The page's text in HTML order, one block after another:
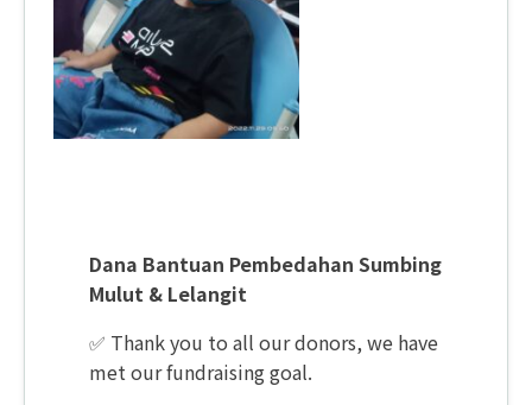
Dana Bantuan Pembedahan Sumbing
Mulut & Lelangit
✅ Thank you to all our donors, we have
met our fundraising goal.